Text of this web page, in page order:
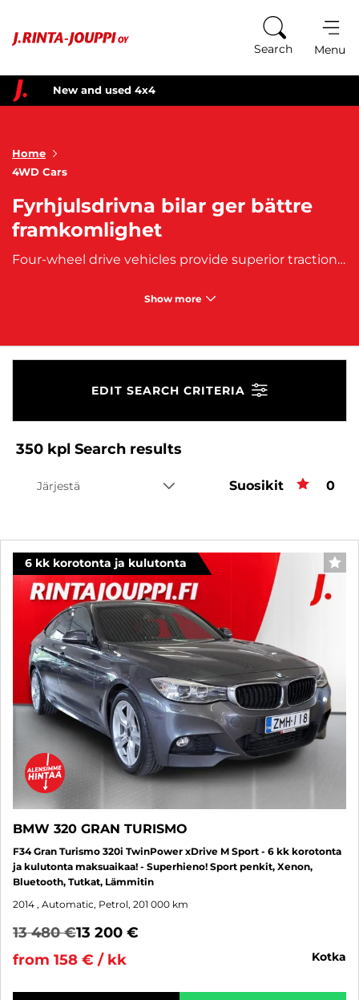
Search Menu
New and used 4x4
Home
4WD Cars
Fyrhjulsdrivna bilar ger bättre
framkomlighet
Four-wheel drive vehicles provide superior traction for construction sites, off-road driving, and city conditions. Buy a new or used 4x4 car today. In Finland, drivetrain choice is especially important during winter. A four-wheel drive vehicle moves smoothly in snow and challenging terrain, reducing the risk of getting stuck compared to front-wheel or rear-wheel drive vehicles.
Show more
EDIT SEARCH CRITERIA
350 kpl Search results
Järjestä Suosikit 0
6 kk korotonta ja kulutonta
BMW 320 GRAN TURISMO
F34 Gran Turismo 320i TwinPower xDrive M Sport - 6 kk korotonta
ja kulutonta maksuaikaa! - Superhieno! Sport penkit, Xenon,
Bluetooth, Tutkat, Lämmitin
2014 , Automatic, Petrol, 201 000 km
13 480 €13 200 €
from 158 € / kk
kotka